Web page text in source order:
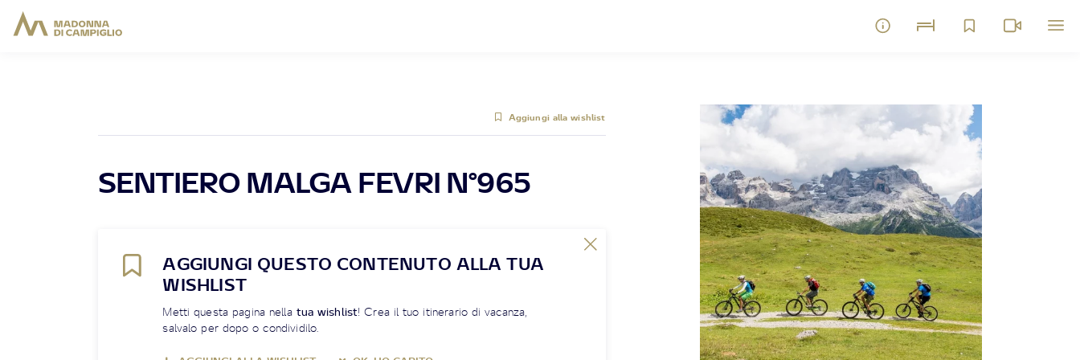
Aggiungi alla wishlist
SENTIERO MALGA FEVRI N°965
AGGIUNGI QUESTO CONTENUTO ALLA TUA
WISHLIST
Metti questa pagina nella tua wishlist! Crea il tuo itinerario di vacanza,
salvalo per dopo o condividilo.